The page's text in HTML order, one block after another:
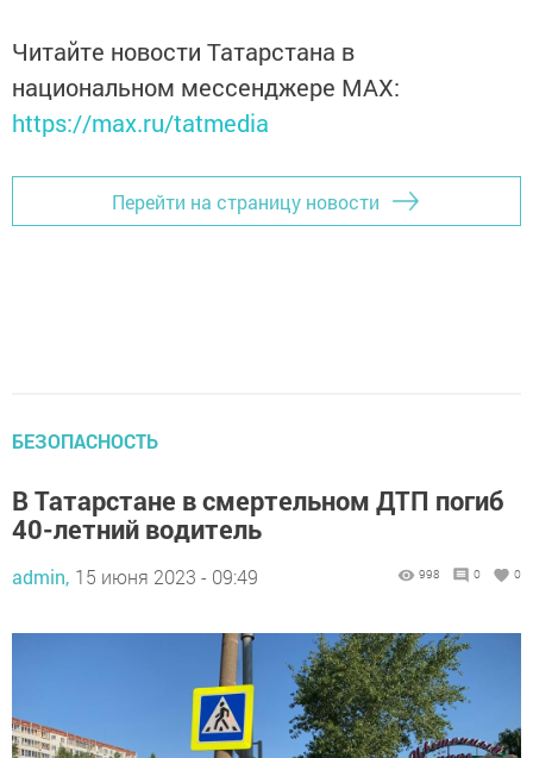
Читайте новости Татарстана в
национальном мессенджере MАХ:
https://max.ru/tatmedia
Перейти на страницу новости
БЕЗОПАСНОСТЬ
В Татарстане в смертельном ДТП погиб
40-летний водитель
admin, 15 июня 2023 - 09:49 998 0 0